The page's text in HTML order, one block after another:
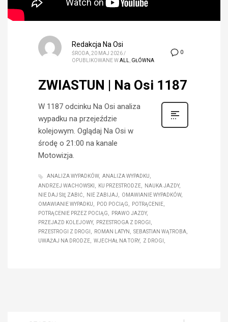
0
Redakcja Na Osi
ŚRODA, 20 MAJ 2026/
OPUBLIKOWANE WALL, GŁÓWNA
ZWIASTUN | Na Osi 1187
W 1187 odcinku Na Osi analiza
wypadku na przejeździe
kolejowym. Oglądaj Na Osi w
środę o 21:00 na kanale
Motowizja.
ANALIZA WYPADKÓW
ANALIZA WYPADKU
ANDRZEJ WACHOWSKI
KU PRZESTRODZE
NAUKA JAZDY
NIE DAJ SIĘ ZABIĆ
NIE ZABIJAJ
OMAWIANIE WYPADKÓW
OMAWIANIE WYPADKU
POD POCIĄG
POTRĄCENIE
POTRĄCENIE PRZEZ POCIĄG
PRAWO JAZDY
PRZEJAZD KOLEJOWY
PRZESTROGA Z DROGI
PRZESTROGI Z DROGI
ROMAN LATYN
SEBASTIAN WĄTROBA
UWAŻAJ NA DRODZE
WJECHAŁ NA TORY Z DROGI